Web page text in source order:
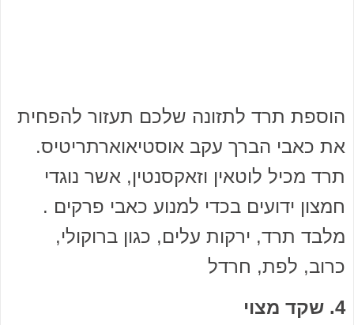
הוספת תרד לתזונה שלכם תעזור להפחית
את כאבי הברך עקב אוסטיאוארתריטיס.
תרד מכיל לוטאין וזאקסנטין, אשר נוגדי
חמצון ידועים בכדי למנוע כאבי פרקים .
מלבד תרד, ירקות עלים, כגון ברוקולי,
כרוב, לפת, חרדל
4. שקד מצוי